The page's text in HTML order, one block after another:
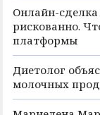
Онлайн-
рискованно.
платформы
Диетолог
молочных